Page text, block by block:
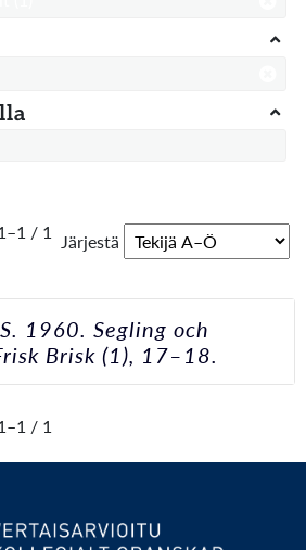
/ 1 Järjestä
1960. Segling och
Brisk (1), 17–18.
/ 1